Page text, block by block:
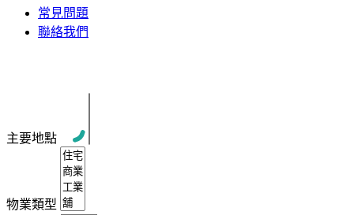
常見問題
聯絡我們
主要地點
物業類型